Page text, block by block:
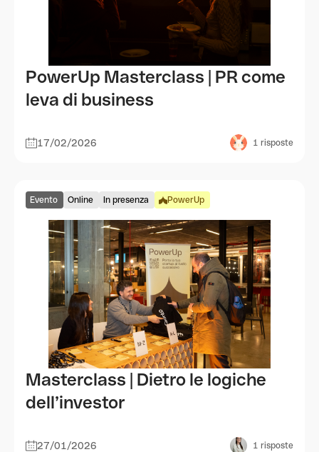
PowerUp Masterclass | PR come
leva di business
17/02/2026 1 risposte
Evento Online In presenza PowerUp
Masterclass | Dietro le logiche
dell’investor
27/01/2026 1 risposte